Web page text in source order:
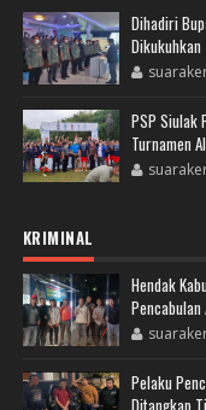
Dihadiri
Dikukuhkan
PSP Siulak
Turnamen
KRIMINAL
Hendak
Pencabulan
Pelaku